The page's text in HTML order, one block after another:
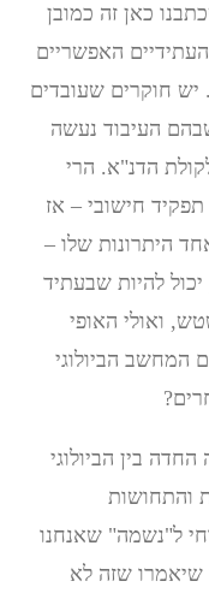
כאן זה כמובן
האפשריים
יש חוקרים שעובדים
העיבוד נעשה
הדנ"א. הרי
חישובי – אז
היתרונות שלו –
להיות שבעתיד
ואולי האופי
המחשב הביולוגי
בין הביולוגי
והתחושות
ל"נשמה" שאנחנו
שיאמרו שזה לא